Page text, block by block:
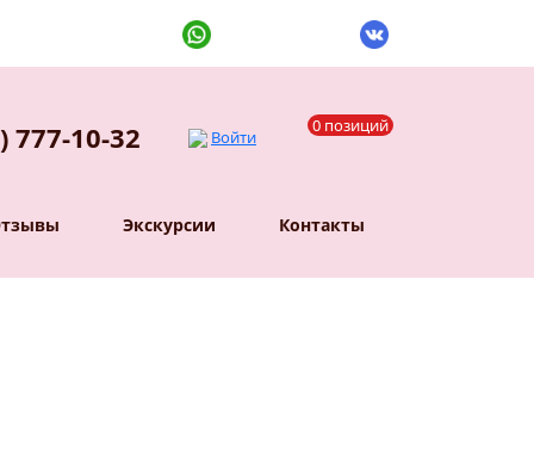
777-10-32 Войти
0 позиций
Экскурсии Контакты